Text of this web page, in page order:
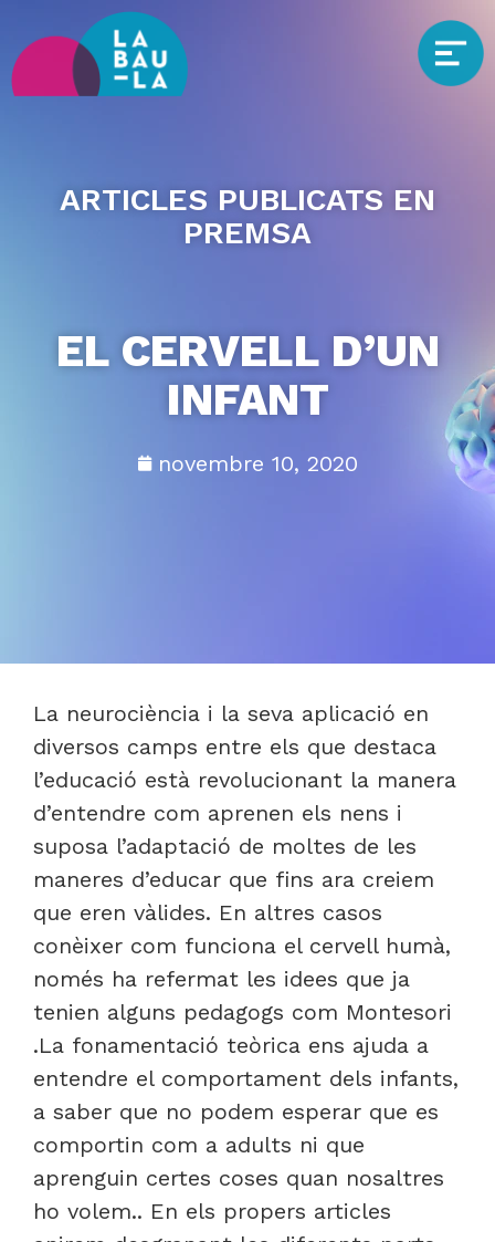
ARTICLES PUBLICATS EN
PREMSA
EL CERVELL D’UN
INFANT
novembre 10, 2020
La neurociència i la seva aplicació en
diversos camps entre els que destaca
l’educació està revolucionant la manera
d’entendre com aprenen els nens i
suposa l’adaptació de moltes de les
maneres d’educar que fins ara creiem
que eren vàlides. En altres casos
conèixer com funciona el cervell humà,
només ha refermat les idees que ja
tenien alguns pedagogs com Montesori
.La fonamentació teòrica ens ajuda a
entendre el comportament dels infants,
a saber que no podem esperar que es
comportin com a adults ni que
aprenguin certes coses quan nosaltres
ho volem.. En els propers articles